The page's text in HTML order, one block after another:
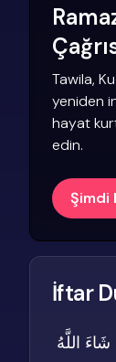
Tawila,
yeniden
hayat
edin.
Şimdi
İftar
اللَّهُ